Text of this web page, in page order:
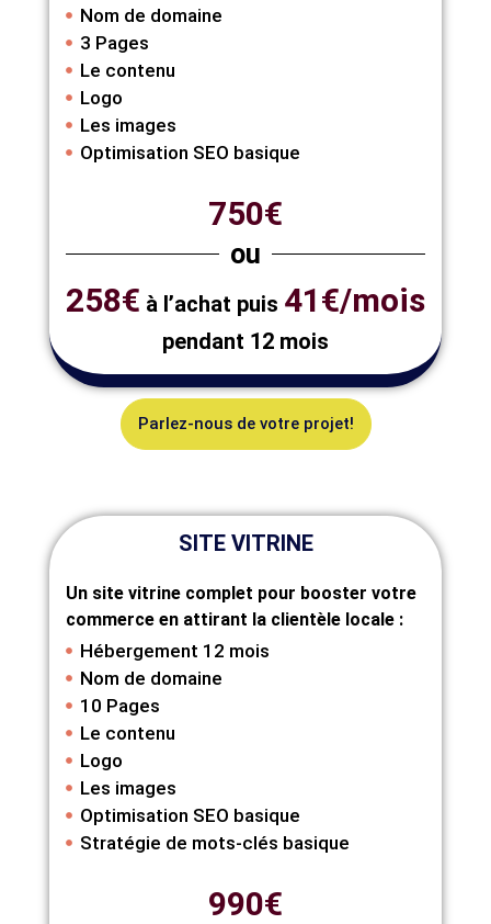
Nom de domaine
3 Pages
Le contenu
Logo
Les images
Optimisation SEO basique
750€
ou
258€ à l’achat puis 41€/mois
pendant 12 mois
Parlez-nous de votre projet!
SITE VITRINE
Un site vitrine complet pour booster votre
commerce en attirant la clientèle locale :
Hébergement 12 mois
Nom de domaine
10 Pages
Le contenu
Logo
Les images
Optimisation SEO basique
Stratégie de mots-clés basique
990€